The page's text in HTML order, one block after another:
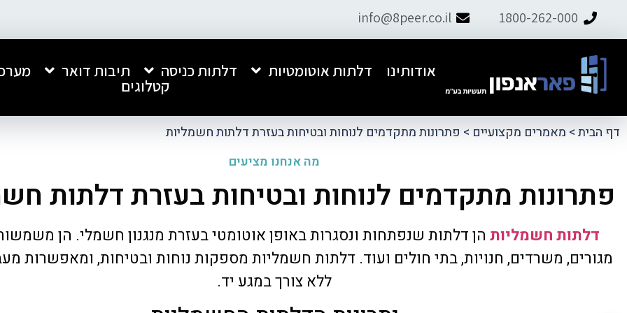
1800-262-000
info@8peer.co.il
אודותינו דלתות אוטומטיות דלתות כניסה תיבות דואר
קטלוגים
דף הבית> מאמרים מקצועיים > פתרונות מתקדמים לנוחות ובטיחות בעזרת דלתות חשמליות
מה אנחנו מציעים
פתרונות מתקדמים לנוחות ובטיחות בעזרת דלתות
דלתות חשמליות הן דלתות שנפתחות ונסגרות באופן אוטומטי בעזרת מנגנון חשמלי. הן משמשות
מגורים, משרדים, חנויות, בתי חולים ועוד. דלתות חשמליות מספקות נוחות ובטיחות, ומאפשרות
ללא צורך במגע יד.
אנפון, שביצעה אצלנו
כניסה לבניין ותיבות
ביותר.
שירות מהיר ומצויין. ממליץ עליהם בחום!
תמיר ומהרגע הראשון דאג לליווי מקצועי,
אדיב ושירותי. קיבלנו הצעת מחיר
הוגנת.מומלץ מאוד
למחרת וטיפל